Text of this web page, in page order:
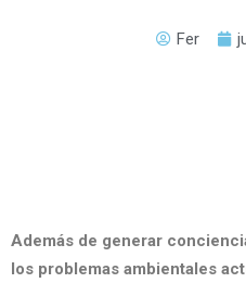
Fer
Además de generar
los problemas ambientales